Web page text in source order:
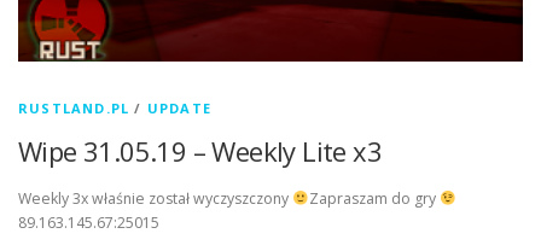
RUSTLAND.PL / UPDATE
Wipe 31.05.19 – Weekly Lite x3
Weekly 3x właśnie został wyczyszczony
Zapraszam do gry
89.163.145.67:25015